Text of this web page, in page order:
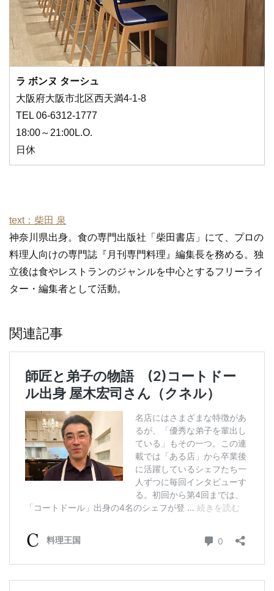
ラ ボンヌ ターシュ
大阪府大阪市北区西天満4-1-8
TEL 06-6312-1777
18:00～21:00L.O.
日休
text：柴田 泉
神奈川県出身。食の専門出版社「柴田書店」にて、プロの
料理人向けの専門誌『月刊専門料理』編集長を務める。独
立後は食やレストランのジャンルを中心とするフリーライ
ター・編集者として活動。
関連記事